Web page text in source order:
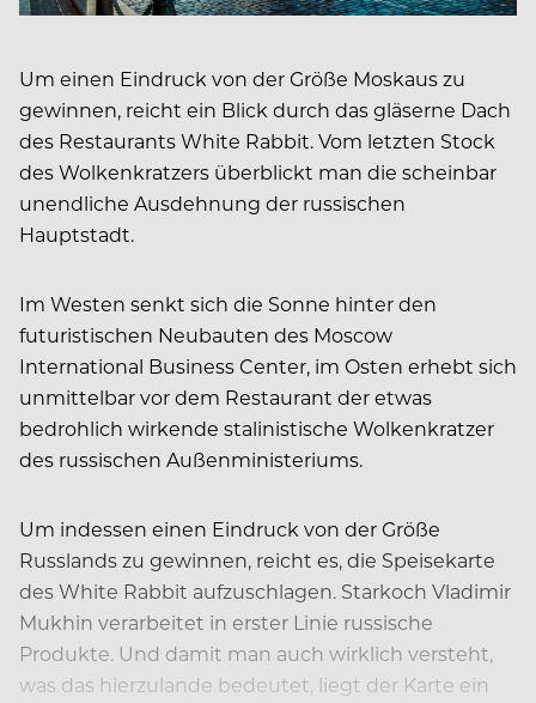
Um einen Eindruck von der Größe Moskaus zu
gewinnen, reicht ein Blick durch das gläserne Dach
des Restaurants White Rab­bit. Vom letzten Stock
des Wolkenkratzers überblickt man die scheinbar
unendliche Ausdehnung der russischen
Hauptstadt.
Im Westen senkt sich die Sonne hinter den
futuristischen Neubauten des Moscow
International Business Center, im Osten erhebt sich
unmittelbar vor dem Restaurant der etwas
bedrohlich wirkende stalinistische Wolkenkratzer
des russischen Außenministeriums.
Um indessen einen Eindruck von der Größe
Russlands zu gewinnen, reicht es, die Speisekarte
des White Rabbit aufzuschlagen. Starkoch Vladimir
Mukhin verarbeitet in erster Linie russische
Produkte. Und damit man auch wirklich versteht,
was das hierzulande bedeutet, liegt der Karte ein